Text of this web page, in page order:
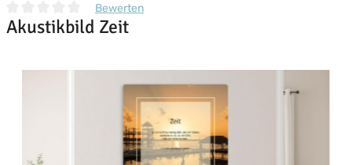
Durchschnittliche Bewertung von 0 von 5 Sternen
Bewerten
Akustikbild Zeit